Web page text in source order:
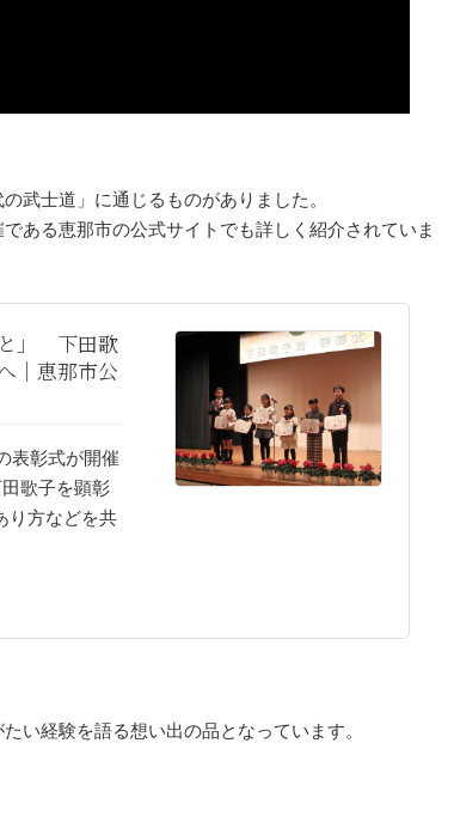
武士道」に通じるものがありました。
ある恵那市の公式サイトでも詳しく紹介されていま
と」 下田歌
｜恵那市公
表彰式が開催
歌子を顕彰
り方などを共
い経験を語る想い出の品となっています。